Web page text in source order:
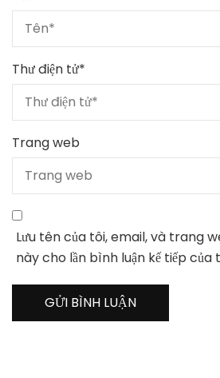
Thư điện tử*
Trang web
Lưu tên của tôi, email, và trang
này cho lần bình luận kế tiếp của